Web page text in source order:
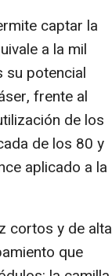
captar la
a la mil
su potencial
frente al
de los
de los 80 y
aplicado a la
cortos y de alta
que